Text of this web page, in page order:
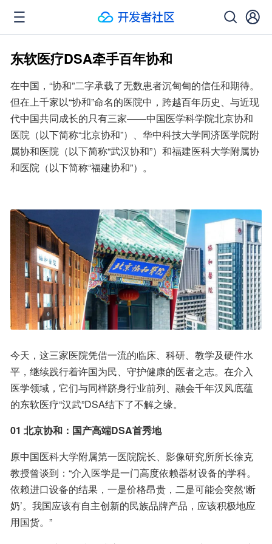
东软医疗DSA牵手百年协和
在中国，“协和”二字承载了无数患者沉甸甸的信任和期待。
但在上千家以“协和”命名的医院中，跨越百年历史、与近现
代中国共同成长的只有三家——中国医学科学院北京协和
医院（以下简称“北京协和”）、华中科技大学同济医学院附
属协和医院（以下简称“武汉协和”）和福建医科大学附属协
和医院（以下简称“福建协和”）。
今天，这三家医院凭借一流的临床、科研、教学及硬件水
平，继续践行着许国为民、守护健康的医者之志。在介入
医学领域，它们与同样跻身行业前列、融会千年汉风底蕴
的东软医疗“汉武”DSA结下了不解之缘。
01 北京协和：国产高端DSA首秀地
原中国医科大学附属第一医院院长、影像研究所所长徐克
教授曾谈到：“介入医学是一门高度依赖器材设备的学科。
依赖进口设备的结果，一是价格昂贵，二是可能会突然‘断
奶’。我国应该有自主创新的民族品牌产品，应该积极地应
用国货。”